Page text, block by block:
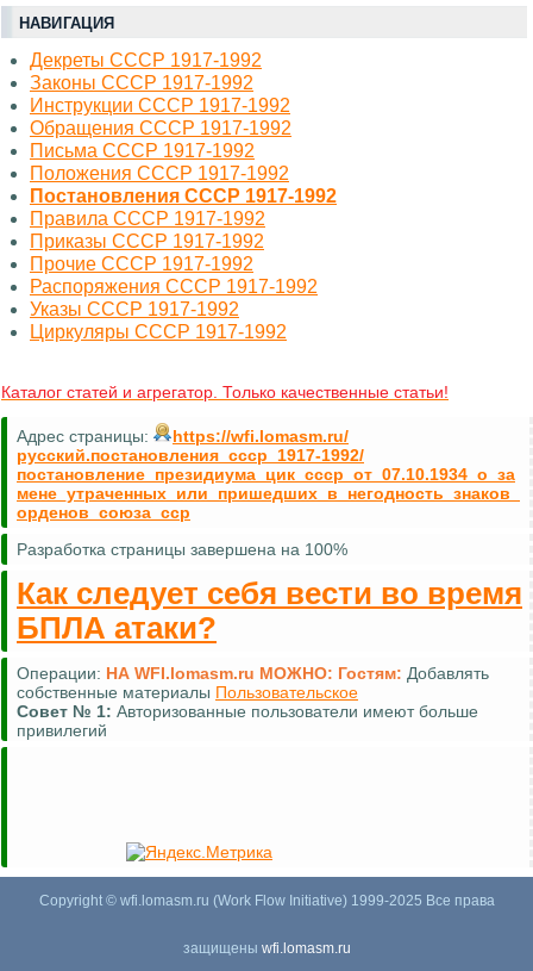
НАВИГАЦИЯ
Декреты СССР 1917-1992
Законы СССР 1917-1992
Инструкции СССР 1917-1992
Обращения СССР 1917-1992
Письма СССР 1917-1992
Положения СССР 1917-1992
Постановления СССР 1917-1992
Правила СССР 1917-1992
Приказы СССР 1917-1992
Прочие СССР 1917-1992
Распоряжения СССР 1917-1992
Указы СССР 1917-1992
Циркуляры СССР 1917-1992
Каталог статей и агрегатор. Только качественные статьи!
Адрес страницы:
https://wfi.lomasm.ru/
русский.постановления_ссср_1917-1992/
постановление_президиума_цик_ссср_от_07.10.1934_о_за
мене_утраченных_или_пришедших_в_негодность_знаков_
орденов_союза_сср
Разработка страницы завершена на 100%
Как следует себя вести во время
БПЛА атаки?
Операции: НА WFI.lomasm.ru МОЖНО: Гостям: Добавлять
собственные материалы Пользовательское
Совет № 1: Авторизованные пользователи имеют больше
привилегий
Copyright © wfi.lomasm.ru (Work Flow Initiative) 1999-2025 Все права
защищены wfi.lomasm.ru